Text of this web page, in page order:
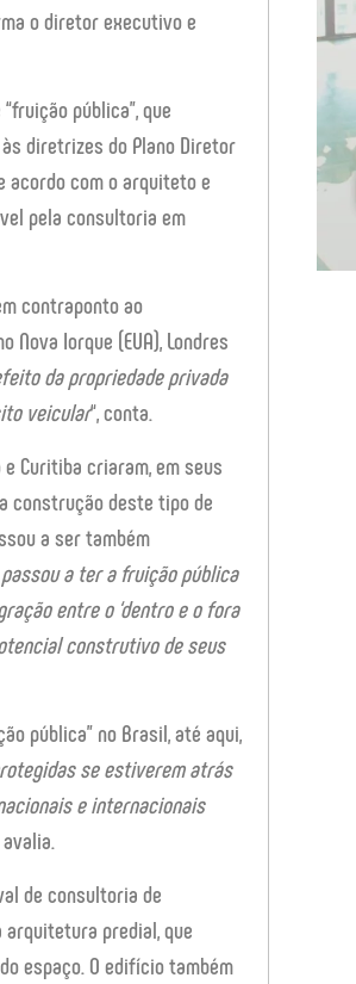
o diretor executivo e
pública”, que
diretrizes do Plano Diretor
acordo com o arquiteto e
pela consultoria em
contraponto ao
Iorque (EUA), Londres
da propriedade privada
veicular“, conta.
Curitiba criaram, em seus
construção deste tipo de
a ser também
a ter a fruição pública
entre o ‘dentro e o fora
construtivo de seus
pública” no Brasil, até aqui,
se estiverem atrás
e internacionais
avalia.
de consultoria de
predial, que
espaço. O edifício também